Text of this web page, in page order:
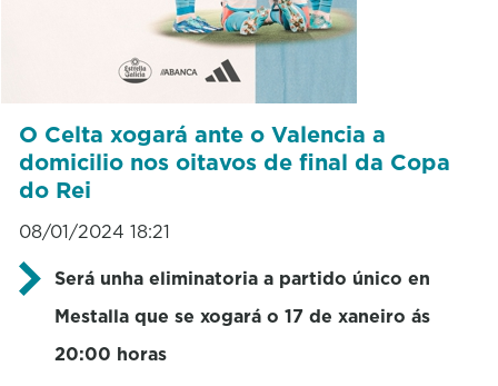
O Celta xogará ante o Valencia a
domicilio nos oitavos de final da Copa
do Rei
08/01/2024 18:21
Será unha eliminatoria a partido único en
Mestalla que se xogará o 17 de xaneiro ás
20:00 horas